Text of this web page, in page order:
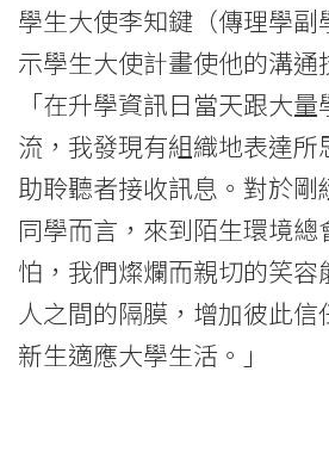
學生大使李知鍵（傳理學副
示學生大使計畫使他的溝通
「在升學資訊日當天跟大
流，我發現有組織地表達所
助聆聽者接收訊息。對於剛
同學而言，來到陌生環境總
怕，我們燦爛而親切的笑容
人之間的隔膜，增加彼此
新生適應大學生活。」